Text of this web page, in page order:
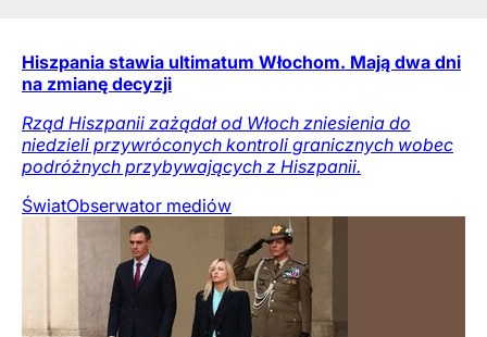
Hiszpania stawia ultimatum Włochom. Mają dwa dni
na zmianę decyzji
Rząd Hiszpanii zażądał od Włoch zniesienia do
niedzieli przywróconych kontroli granicznych wobec
podróżnych przybywających z Hiszpanii.
ŚwiatObserwator mediów